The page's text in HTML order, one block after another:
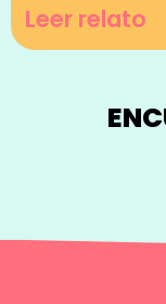
Leer relato